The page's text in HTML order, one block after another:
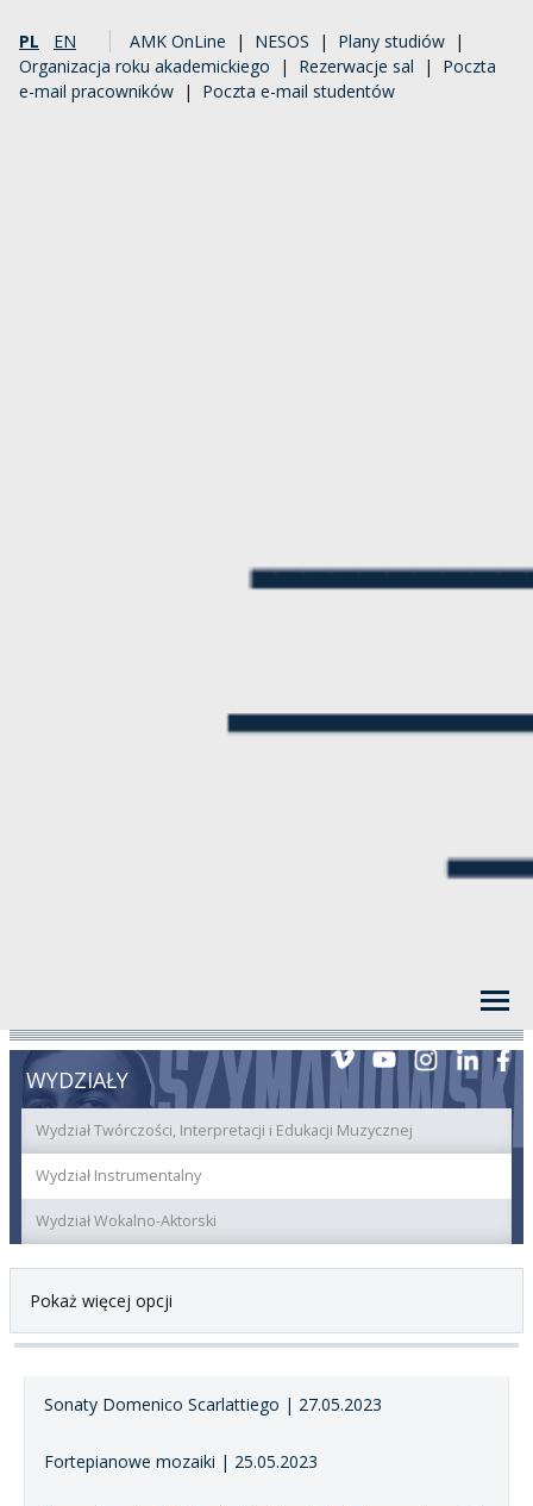
PL EN AMK OnLine | NESOS | Plany studiów |
Organizacja roku akademickiego | Rezerwacje sal | Poczta
e-mail pracowników | Poczta e-mail studentów
WYDZIAŁY
Wydział Twórczości, Interpretacji i Edukacji Muzycznej
Wydział Instrumentalny
Wydział Wokalno-Aktorski
Pokaż więcej opcji
Sonaty Domenico Scarlattiego | 27.05.2023
Fortepianowe mozaiki | 25.05.2023